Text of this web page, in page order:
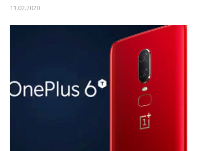
11.02.2020